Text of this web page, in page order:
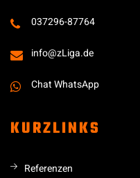
037296-87764
info@zLiga.de
Chat WhatsApp
KURZLINKS
Referenzen